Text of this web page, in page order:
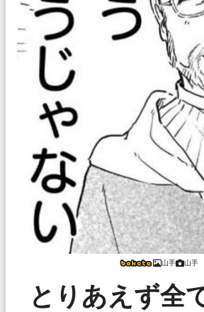
山手 山手
とりあえず全